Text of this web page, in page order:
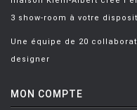
3 show-room à votre
Une équipe de 20
designer
MON COMPTE